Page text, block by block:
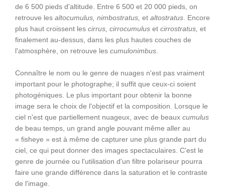
de 6 500 pieds d'altitude. Entre 6 500 et 20 000 pieds, on
retrouve les altocumulus, nimbostratus, et altostratus . Encore
plus haut croissent les cirrus, cirrocumulus et cirrostratus, et
finalement au-dessus, dans les plus hautes couches de
l'atmosphère, on retrouve les cumulonimbus
Connaître le nom ou le genre de nuages n'est pas vraiment
important pour le photographe; il suffit que ceux-ci soient
photogéniques. Le plus important pour obtenir la bonne
image sera le choix de l'objectif et la composition. Lorsque le
ciel n'est que partiellement nuageux, avec de beaux cumulus
de beau temps, un grand angle pouvant même aller au
« fisheye » est à même de capturer une plus grande part du
ciel, ce qui peut donner des images spectaculaires. C'est le
genre de journée ou l'utilisation d'un filtre polariseur pourra
faire une grande différence dans la saturation et le contraste
de l'image.